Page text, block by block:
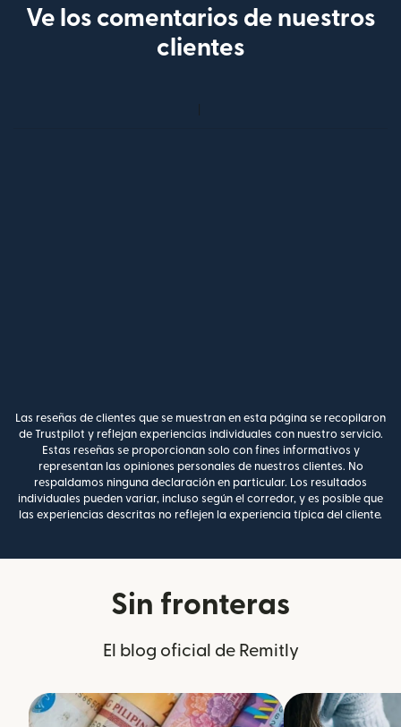
Ve los comentarios de nuestros
clientes
Las reseñas de clientes que se muestran en esta página se recopilaron
de Trustpilot y reflejan experiencias individuales con nuestro servicio.
Estas reseñas se proporcionan solo con fines informativos y
representan las opiniones personales de nuestros clientes. No
respaldamos ninguna declaración en particular. Los resultados
individuales pueden variar, incluso según el corredor, y es posible que
las experiencias descritas no reflejen la experiencia típica del cliente.
Sin fronteras
El blog oficial de Remitly